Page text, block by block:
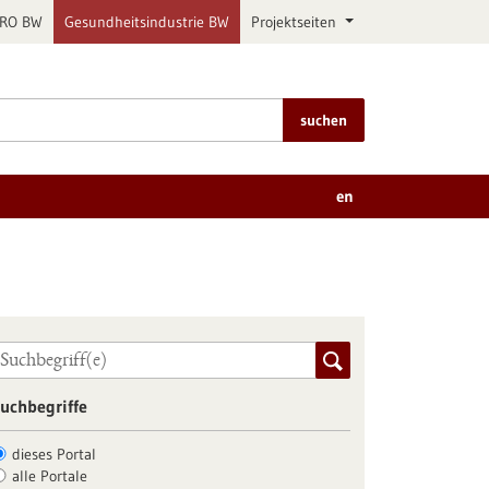
BW Gesundheitsindustrie BW Projektseiten
suchen
en
dieses Portal
alle Portale